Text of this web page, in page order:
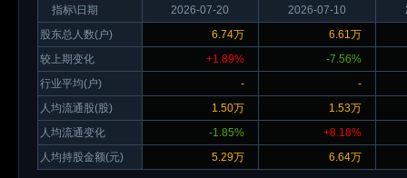
指标\日期
股东总人数(户)
较上期变化
行业平均(户)
人均流通股(股)
人均流通变化
人均持股金额(元)
2026-07-20 2026-07-10
6.74万
6.61万
+1.89%
-7.56%
-
-
1.50万
1.53万
-1.85%
+8.18%
5.29万
6.64万